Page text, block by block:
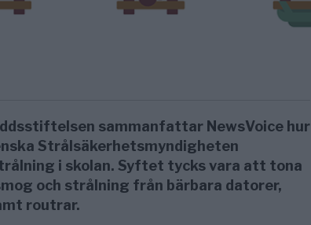
sammanfattar NewsVoice hur
Strålsäkerhetsmyndigheten
i skolan. Syftet tycks vara att tona
och strålning från bärbara datorer,
routrar.